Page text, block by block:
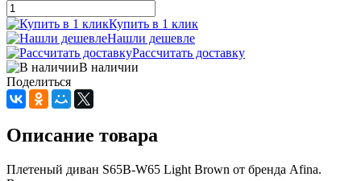
Купить в 1 клик
Нашли дешевле
Рассчитать доставку
В наличии
Поделиться
Описание товара
Плетеный диван S65B-W65 Light Brown от бренда Afina.